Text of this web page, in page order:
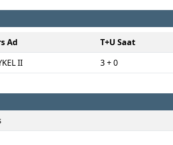
Ad T+U Saat
II 3 + 0